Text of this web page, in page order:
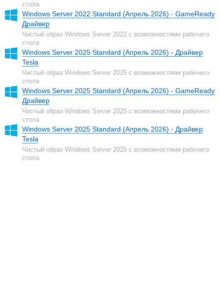
стола
Windows Server 2022 Standard (Апрель 2026) - GameReady
Драйвер
Чистый образ Windows Server 2022 с возможностями рабочего
стола
Windows Server 2025 Standard (Апрель 2026) - Драйвер
Tesla
Чистый образ Windows Server 2025 с возможностями рабочего
стола
Windows Server 2025 Standard (Апрель 2026) - GameReady
Драйвер
Чистый образ Windows Server 2025 с возможностями рабочего
стола
Windows Server 2025 Standard (Апрель 2026) - Драйвер
Tesla
Чистый образ Windows Server 2025 с возможностями рабочего
стола